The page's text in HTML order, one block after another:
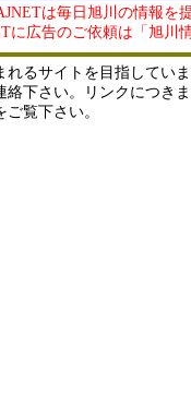
は毎日旭川の情報を
に広告のご依頼は「旭川
るサイトを目指してい
下さい。リンクにつき
ご覧下さい。